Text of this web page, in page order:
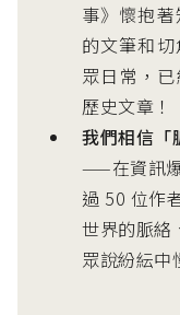
事》懷抱
的文筆和
眾日常，
歷史文章！
我們相信「
——在資訊
過 50 位作
世界的脈絡
眾說紛紜中